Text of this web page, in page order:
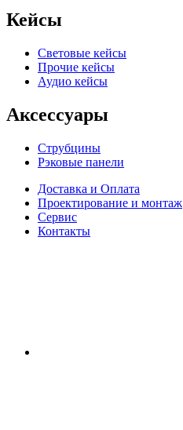
Кейсы
Световые кейсы
Прочие кейсы
Аудио кейсы
Аксессуары
Струбцины
Рэковые панели
Доставка и Оплата
Проектирование и монтаж
Сервис
Контакты